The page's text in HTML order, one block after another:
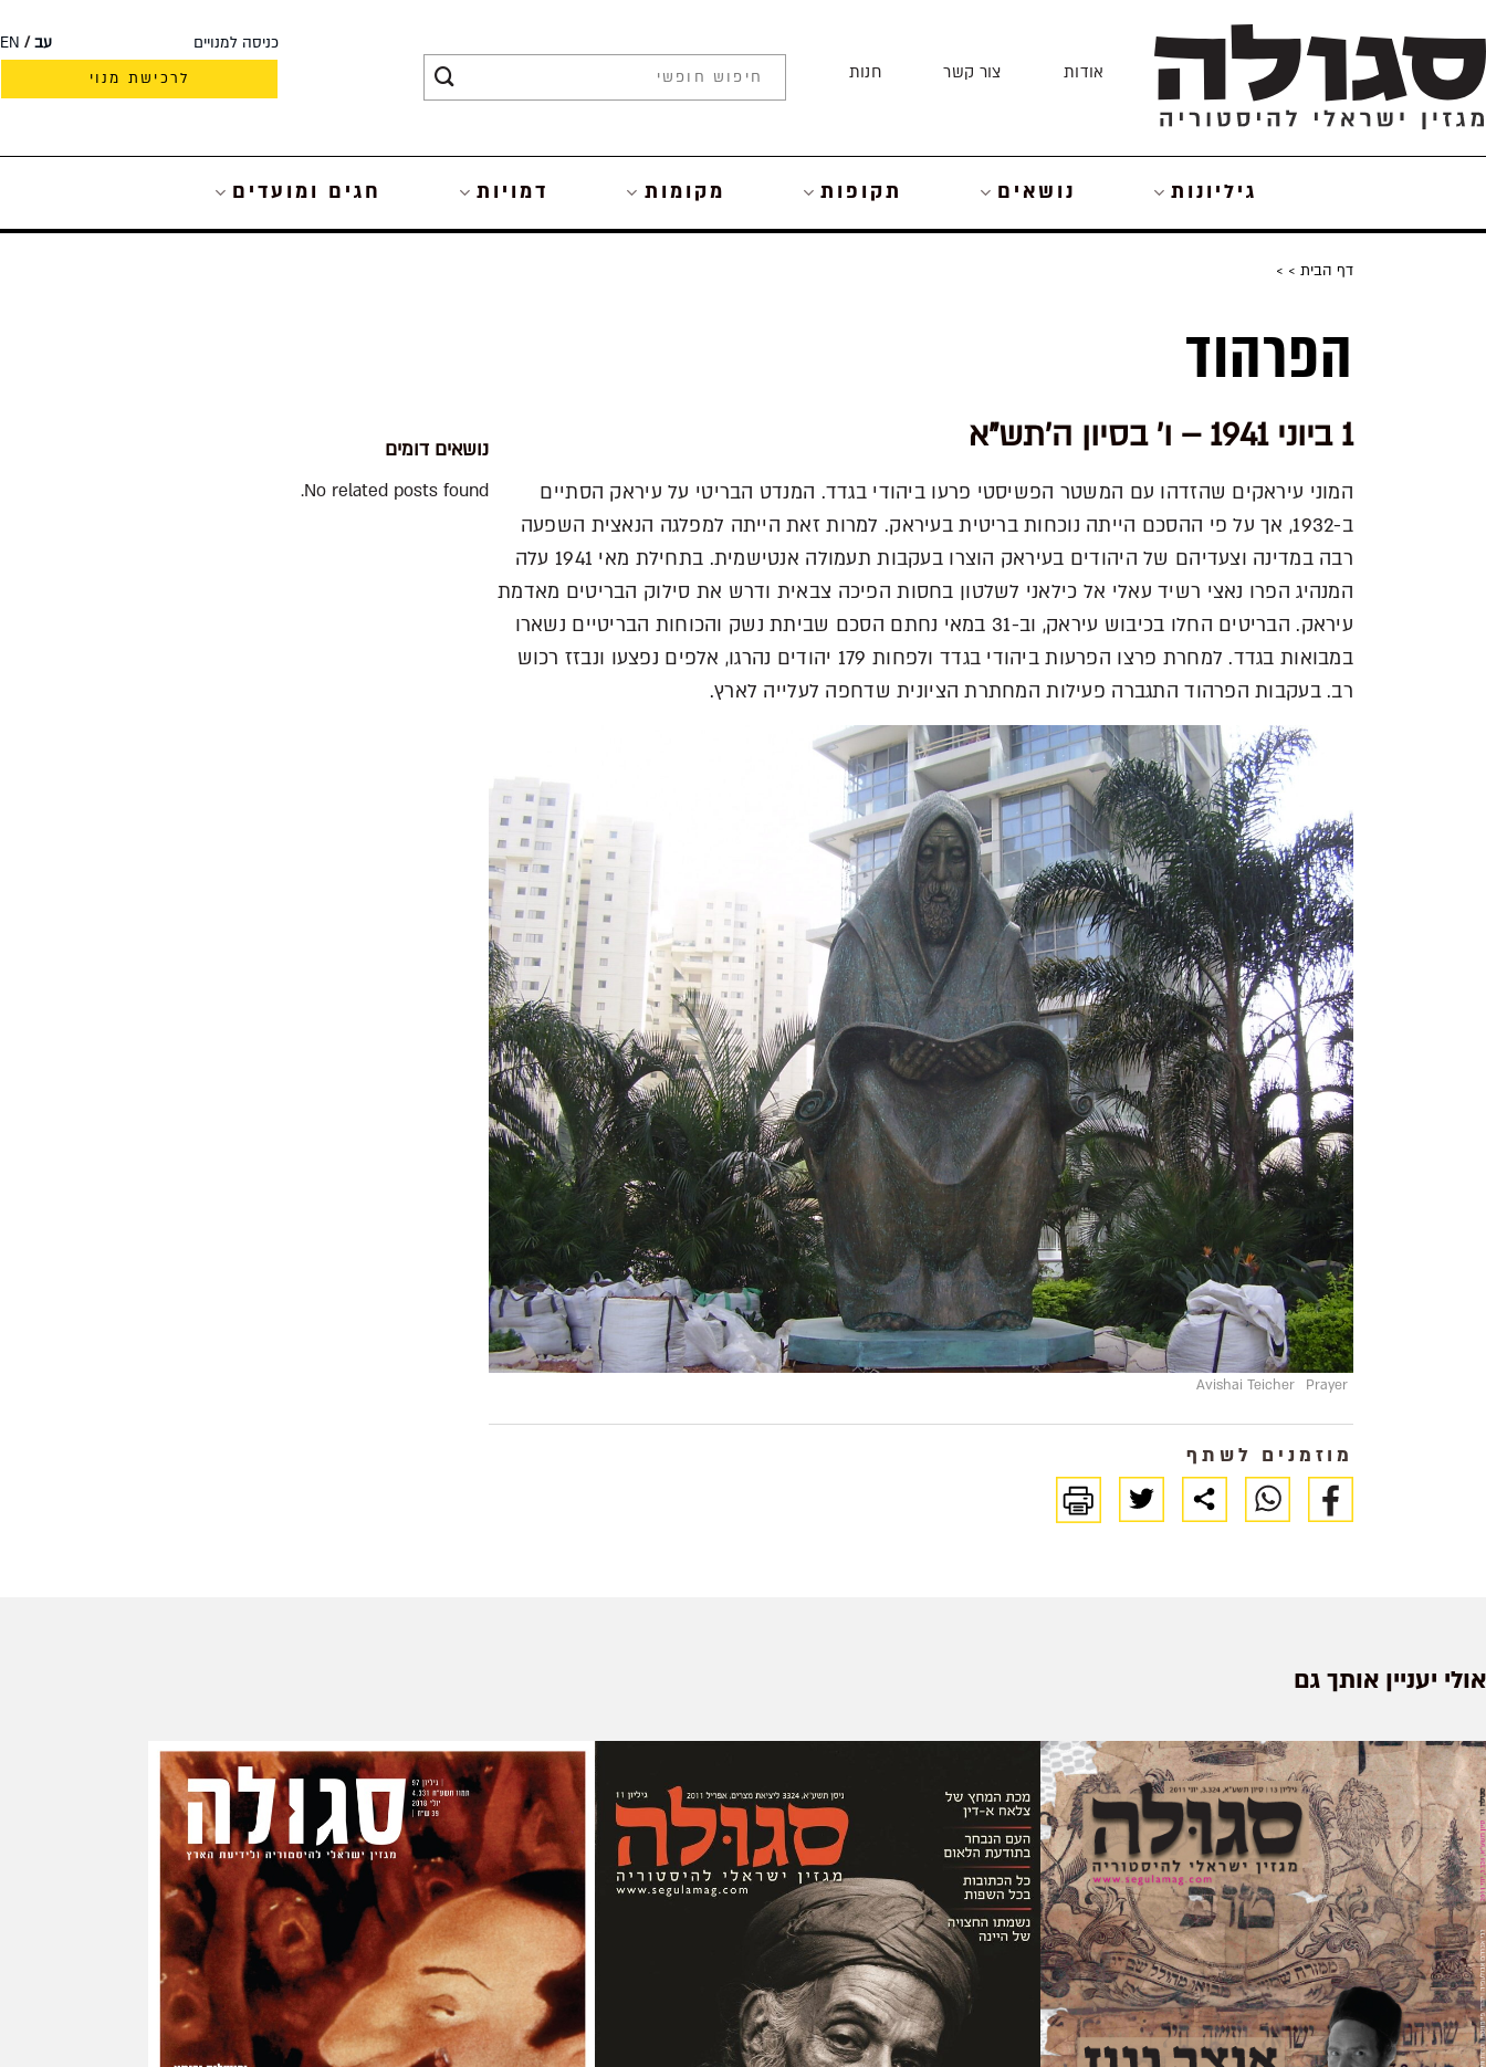
to
content
אודות צור קשר חנות
כניסה למנויים עב
EN
לרכישת מנוי
גיליונות נושאים תקופות מקומות דמויות חגים ומועדים
דף הבית >
>
הפרהוד
1 ביוני 1941 – ו' בסיון ה'תש"א
המוני עיראקים שהזדהו עם המשטר הפשיסטי פרעו ביהודי בגדד. המנדט הבריטי על עיראק הסתיים
ב-1932, אך על פי ההסכם הייתה נוכחות בריטית בעיראק. למרות זאת הייתה למפלגה הנאצית השפעה
רבה במדינה וצעדיהם של היהודים בעיראק הוצרו בעקבות תעמולה אנטישמית. בתחילת מאי 1941 עלה
המנהיג הפרו נאצי רשיד עאלי אל כילאני לשלטון בחסות הפיכה צבאית ודרש את סילוק הבריטים מאדמת
עיראק. הבריטים החלו בכיבוש עיראק, וב-31 במאי נחתם הסכם שביתת נשק והכוחות הבריטיים נשארו
במבואות בגדד. למחרת פרצו הפרעות ביהודי בגדד ולפחות 179 יהודים נהרגו, אלפים נפצעו ונבזז רכוש
רב. בעקבות הפרהוד התגברה פעילות המחתרת הציונית שדחפה לעלייה לארץ.
Prayer
Avishai Teicher
מוזמנים לשתף
נושאים דומים
No related posts found.
אולי יעניין אותך גם